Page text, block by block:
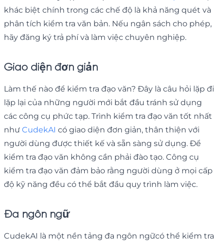
khác biệt chính trong các chế độ là khả năng quét và
phân tích kiểm tra văn bản. Nếu ngân sách cho phép,
hãy đăng ký trả phí và làm việc chuyên nghiệp.
Giao diện đơn giản
Làm thế nào để kiểm tra đạo văn? Đây là câu hỏi lặp đi
lặp lại của những người mới bắt đầu tránh sử dụng
các công cụ phức tạp. Trình kiểm tra đạo văn tốt nhất
như CudekAI có giao diện đơn giản, thân thiện với
người dùng được thiết kế và sẵn sàng sử dụng. Để
kiểm tra đạo văn không cần phải đào tạo. Công cụ
kiểm tra đạo văn đảm bảo rằng người dùng ở mọi cấp
độ kỹ năng đều có thể bắt đầu quy trình làm việc.
Đa ngôn ngữ
CudekAI là một nền tảng đa ngôn ngữcó thể kiểm tra